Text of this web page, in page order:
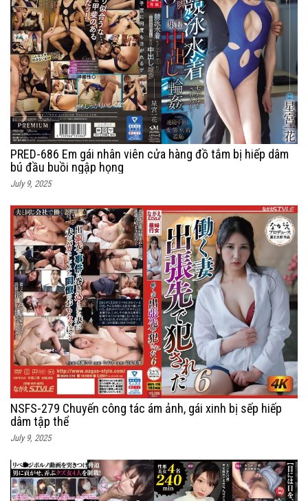
PRED-686 Em gái nhân viên cửa hàng đồ tắm bị hiếp dâm
bú đầu buồi ngập họng
July 9, 2025
NSFS-279 Chuyến công tác ám ảnh, gái xinh bị sếp hiếp
dâm tập thể
July 9, 2025